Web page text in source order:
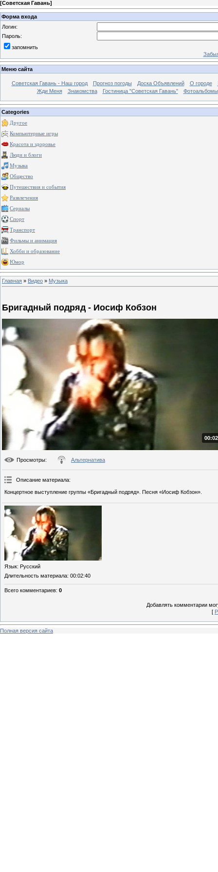
[Советская Гавань]
Форма входа
Логин:
Пароль:
запомнить
Меню сайта
Советская Гавань - Наш город Прогноз погоды Доска Объявлений О городе
Жди Меня
Знакомства Гостиница "Советская Гавань" Фотоальбомы
Categories
Другое
Компьютерные игры
Красота и здоровье
Люди и блоги
Музыка
Общество
Путешествия и события
Развлечения
Сериалы
Спорт
Транспорт
Фильмы и анимация
Хобби и образование
Юмор
Главная » Видео » Музыка
Бригадный подряд - Иосиф Кобзон
Просмотры: Альтернатива
Описание материала:
Концертное выступление группы «Бригадный подряд». Песня «Иосиф Кобзон».
Язык: Русский
Длительность материала: 00:02:40
Всего комментариев: 0
Добавлять комментарии
[
Полная версия сайта